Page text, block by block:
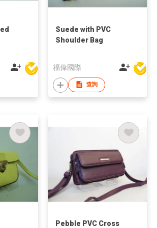
Suede with PVC
Shoulder Bag
福偉國際
查詢
Pebble PVC Cross